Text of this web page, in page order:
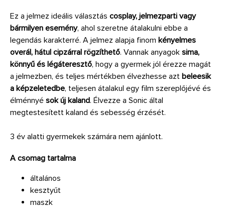
Ez a jelmez ideális választás cosplay, jelmezparti vagy
bármilyen esemény, ahol szeretne átalakulni ebbe a
legendás karakterré. A jelmez alapja finom kényelmes
overál, hátul cipzárral rögzíthető. Vannak anyagok sima,
könnyű és légáteresztő, hogy a gyermek jól érezze magát
a jelmezben, és teljes mértékben élvezhesse azt beleesik
a képzeletedbe, teljesen átalakul egy film szereplőjévé és
élménnyé sok új kaland. Élvezze a Sonic által
megtestesített kaland és sebesség érzését.
3 év alatti gyermekek számára nem ajánlott.
A csomag tartalma
általános
kesztyűt
maszk